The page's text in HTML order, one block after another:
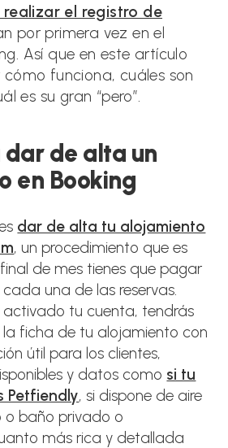
el registro de
por primera vez en el
Así que en este artículo
funciona, cuáles son
es su gran “pero”.
dar de alta un
en Booking
dar de alta tu alojamiento
, un procedimiento que es
final de mes tienes que pagar
una de las reservas.
activado tu cuenta, tendrás
ficha de tu alojamiento con
útil para los clientes,
y datos como si tu
Petfiendly, si dispone de aire
baño privado o
más rica y detallada